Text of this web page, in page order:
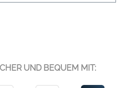
UND BEQUEM MIT: